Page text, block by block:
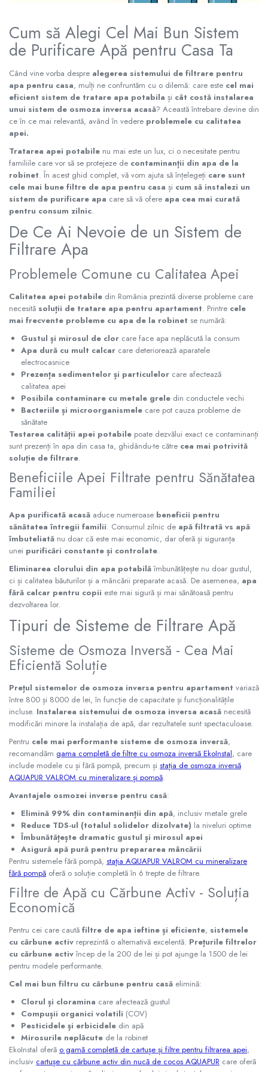
Radiatoare de Baie Purmo Banga
Automatizare Termostate
Termostate centrala ambient
Detectoare de gaz si electrovalve
Detectoare de inundatie
Automatizari centrala termica
Panouri solare apa calda
Accesorii panouri solare apa calda
Kituri panouri solare apa calda
Panouri solare nepresurizate
Automatizari panouri solare
Teava flexibila inox si fitinguri panouri
solare
Grupuri de pompare panouri solare
Pompe de caldura
Centrale peleti lemn
Cum să Alegi Cel Mai Bun Sistem
de Purificare Apă pentru Casa Ta
Când vine vorba despre alegerea sistemului de filtrare pentru
apa pentru casa, mulți ne confruntăm cu o dilemă: care este cel mai
eficient sistem de tratare apa potabila și cât costă instalarea
unui sistem de osmoza inversa acasă? Această întrebare devine din
ce în ce mai relevantă, având în vedere problemele cu calitatea
apei.
Tratarea apei potabile nu mai este un lux, ci o necesitate pentru
familiile care vor să se protejeze de contaminanții din apa de la
robinet. În acest ghid complet, vă vom ajuta să înțelegeți care sunt
cele mai bune filtre de apa pentru casa și cum să instalezi un
sistem de purificare apa care să vă ofere apa cea mai curată
pentru consum zilnic.
De Ce Ai Nevoie de un Sistem de
Filtrare Apa
Problemele Comune cu Calitatea Apei
Calitatea apei potabile din România prezintă diverse probleme care
necesită soluții de tratare apa pentru apartament. Printre cele
mai frecvente probleme cu apa de la robinet se numără:
Gustul și mirosul de clor care face apa neplăcută la consum
Apa dură cu mult calcar care deteriorează aparatele
electrocasnice
Prezența sedimentelor și particulelor care afectează
calitatea apei
Posibila contaminare cu metale grele din conductele vechi
Bacteriile și microorganismele care pot cauza probleme de
sănătate
Testarea calității apei potabile poate dezvălui exact ce contaminanți
sunt prezenți în apa din casa ta, ghidându-te către cea mai potrivită
soluție de filtrare.
Beneficiile Apei Filtrate pentru Sănătatea
Familiei
Apa purificată acasă aduce numeroase beneficii pentru
sănătatea întregii familii. Consumul zilnic de apă filtrată vs apă
îmbuteliată nu doar că este mai economic, dar oferă și siguranța
unei purificări constante și controlate.
Eliminarea clorului din apa potabilăîmbunătățește nu doar gustul,
ci și calitatea băuturilor și a mâncării preparate acasă. De asemenea, apa
fără calcar pentru copii este mai sigură și mai sănătoasă pentru
dezvoltarea lor.
Tipuri de Sisteme de Filtrare Apă
Sisteme de Osmoza Inversă - Cea Mai
Eficientă Soluție
Prețul sistemelor de osmoza inversa pentru apartament variază
între 800 și 8000 de lei, în funcție de capacitate și funcționalitățile
incluse. Instalarea sistemului de osmoza inversa acasă necesită
modificări minore la instalația de apă, dar rezultatele sunt spectaculoase.
Pentru cele mai performante sisteme de osmoza inversă,
recomandăm gama completă de filtre cu osmoza inversă EkoInstal, care
include modele cu și fără pompă, precum și stația de osmoza inversă
AQUAPUR VALROM cu mineralizare și pompă.
Avantajele osmozei inverse pentru casă:
Elimină 99% din contaminanții din apă, inclusiv metale grele
Reduce TDS-ul (totalul solidelor dizolvate) la niveluri optime
Îmbunătățește dramatic gustul și mirosul apei
Asigură apă pură pentru prepararea mâncării
Pentru sistemele fără pompă, stația AQUAPUR VALROM cu mineralizare
fără pompă oferă o soluție completă în 6 trepte de filtrare.
Filtre de Apă cu Cărbune Activ - Soluția
Economică
Pentru cei care caută filtre de apa ieftine și eficiente, sistemele
cu cărbune activ reprezintă o alternativă excelentă. Prețurile filtrelor
cu cărbune activîncep de la 200 de lei și pot ajunge la 1500 de lei
pentru modele performante.
Cel mai bun filtru cu cărbune pentru casă elimină:
Clorul și cloramina care afectează gustul
Compușii organici volatili (COV)
Pesticidele și erbicidele din apă
Mirosurile neplăcute de la robinet
EkoInstal oferă o gamă completă de cartușe și filtre pentru filtrarea apei,
inclusiv cartușe cu cărbune activ din nucă de cocos AQUAPUR care oferă